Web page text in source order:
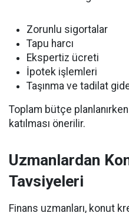
Zorunlu sigortalar
Tapu harcı
Ekspertiz ücreti
İpotek işlemleri
Taşınma ve tadilat
Toplam bütçe
katılması önerilir.
Uzmanlardan
Tavsiyeleri
Finans uzmanları, konut